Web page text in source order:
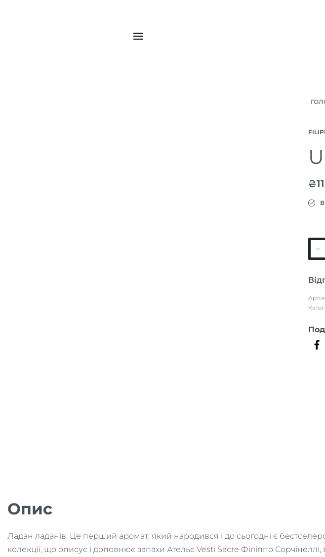
₴
Опис
Ладан ладанів. Це перший аромат, який народився і до сьогодні є
колекції, що описує і доповнює запахи Ательє Vesti Sacre Філіппо Сорчінеллі,